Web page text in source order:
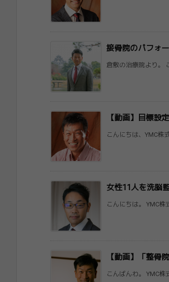
接骨院のパフォ
倉敷の治療院より。
【動画】目標設
こんにちは、YMC株
女性11人を洗脳
こんにちは。 YMC
【動画】「整骨
こんばんわ。 YMC